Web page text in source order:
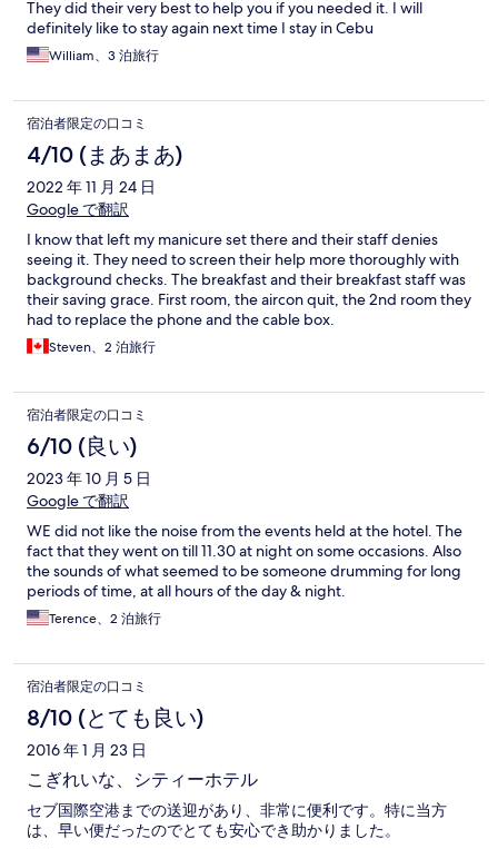
They did their very best to help you if you needed it. I will
definitely like to stay again next time I stay in Cebu
William、3 泊旅行
宿泊者限定の口コミ
4/10 (まあまあ)
2022 年 11 月 24 日
Google で翻訳
I know that left my manicure set there and their staff denies
seeing it. They need to screen their help more thoroughly with
background checks. The breakfast and their breakfast staff was
their saving grace. First room, the aircon quit, the 2nd room they
had to replace the phone and the cable box.
Steven、2 泊旅行
宿泊者限定の口コミ
6/10 (良い)
2023 年 10 月 5 日
Google で翻訳
WE did not like the noise from the events held at the hotel. The
fact that they went on till 11.30 at night on some occasions. Also
the sounds of what seemed to be someone drumming for long
periods of time, at all hours of the day & night.
Terence、2 泊旅行
宿泊者限定の口コミ
8/10 (とても良い)
2016 年 1 月 23 日
こぎれいな、シティーホテル
セブ国際空港までの送迎があり、非常に便利です。特に当方
は、早い便だったのでとても安心でき助かりました。